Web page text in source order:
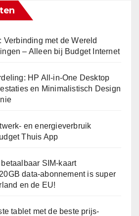
Verbinding met de Wereld
– Alleen bij Budget Internet
HP All-in-One Desktop
en Minimalistisch Design
en energieverbruik
Thuis App
SIM-kaart
data-abonnement is super
en de EU!
tablet met de beste prijs-